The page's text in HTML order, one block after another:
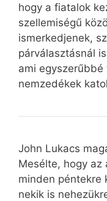
hogy a fiatalok
szellemiségű
ismerkedjenek,
párválasztásnál
ami
nemzedékek
John Lukacs
Mesélte, hogy az
minden péntekre
nekik is